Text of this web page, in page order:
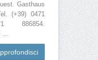
Gasthaus
(+39) 0471
886854.
...